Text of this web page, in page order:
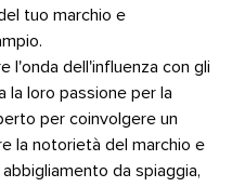
tuo marchio e
l'onda dell'influenza con gli
la loro passione per la
per coinvolgere un
la notorietà del marchio e
da spiaggia,